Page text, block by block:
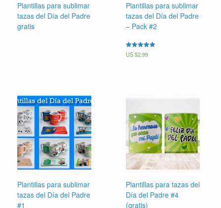
Plantillas para sublimar
tazas del Día del Padre
gratis
Plantillas para sublimar
tazas del Día del Padre
– Pack #2
Valorado en
5.00
US $2.99
Plantillas para sublimar
tazas del Día del Padre
#1
Plantillas para tazas del
Día del Padre #4
(gratis)